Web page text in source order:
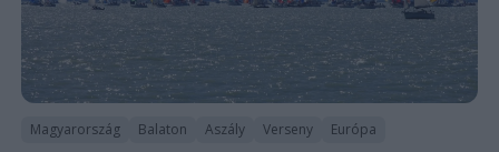
Magyarország Balaton Aszály Verseny Európa